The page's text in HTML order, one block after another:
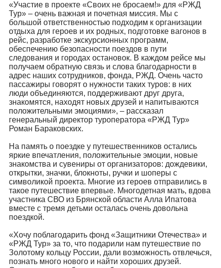
«Участие в проекте «Своих не бросаем!» для «РЖД
Тур» – очень важная и почетная миссия. Мы с
большой ответственностью подходим к организации
отдыха для героев и их родных, подготовке вагонов в
рейс, разработке экскурсионных программ,
обеспечению безопасности поездов в пути
следования и городах остановок. В каждом рейсе мы
получаем обратную связь и слова благодарности в
адрес наших сотрудников, фонда, РЖД. Очень часто
пассажиры говорят о нужности таких туров: в них
люди объединяются, поддерживают друг друга,
знакомятся, находят новых друзей и напитываются
положительными эмоциями», – рассказал
генеральный директор туроператора «РЖД Тур»
Роман Бараковских.
На память о поездке у путешественников остались
яркие впечатления, положительные эмоции, новые
знакомства и сувениры от организаторов: дождевики,
открытки, значки, блокноты, ручки и шоперы с
символикой проекта. Многие из героев отправились в
такое путешествие впервые. Многодетная мать, вдова
участника СВО из Брянской области Алла Ипатова
вместе с тремя детьми осталась очень довольна
поездкой.
«Хочу поблагодарить фонд «Защитники Отечества» и
«РЖД Тур» за то, что подарили нам путешествие по
Золотому кольцу России, дали возможность отвлечься,
познать много нового и найти хороших друзей.